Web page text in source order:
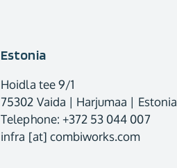
Estonia
Hoidla tee 9/1
75302 Vaida | Harjumaa | Estonia
Telephone: +372 53 044 007
infra [at] combiworks.com